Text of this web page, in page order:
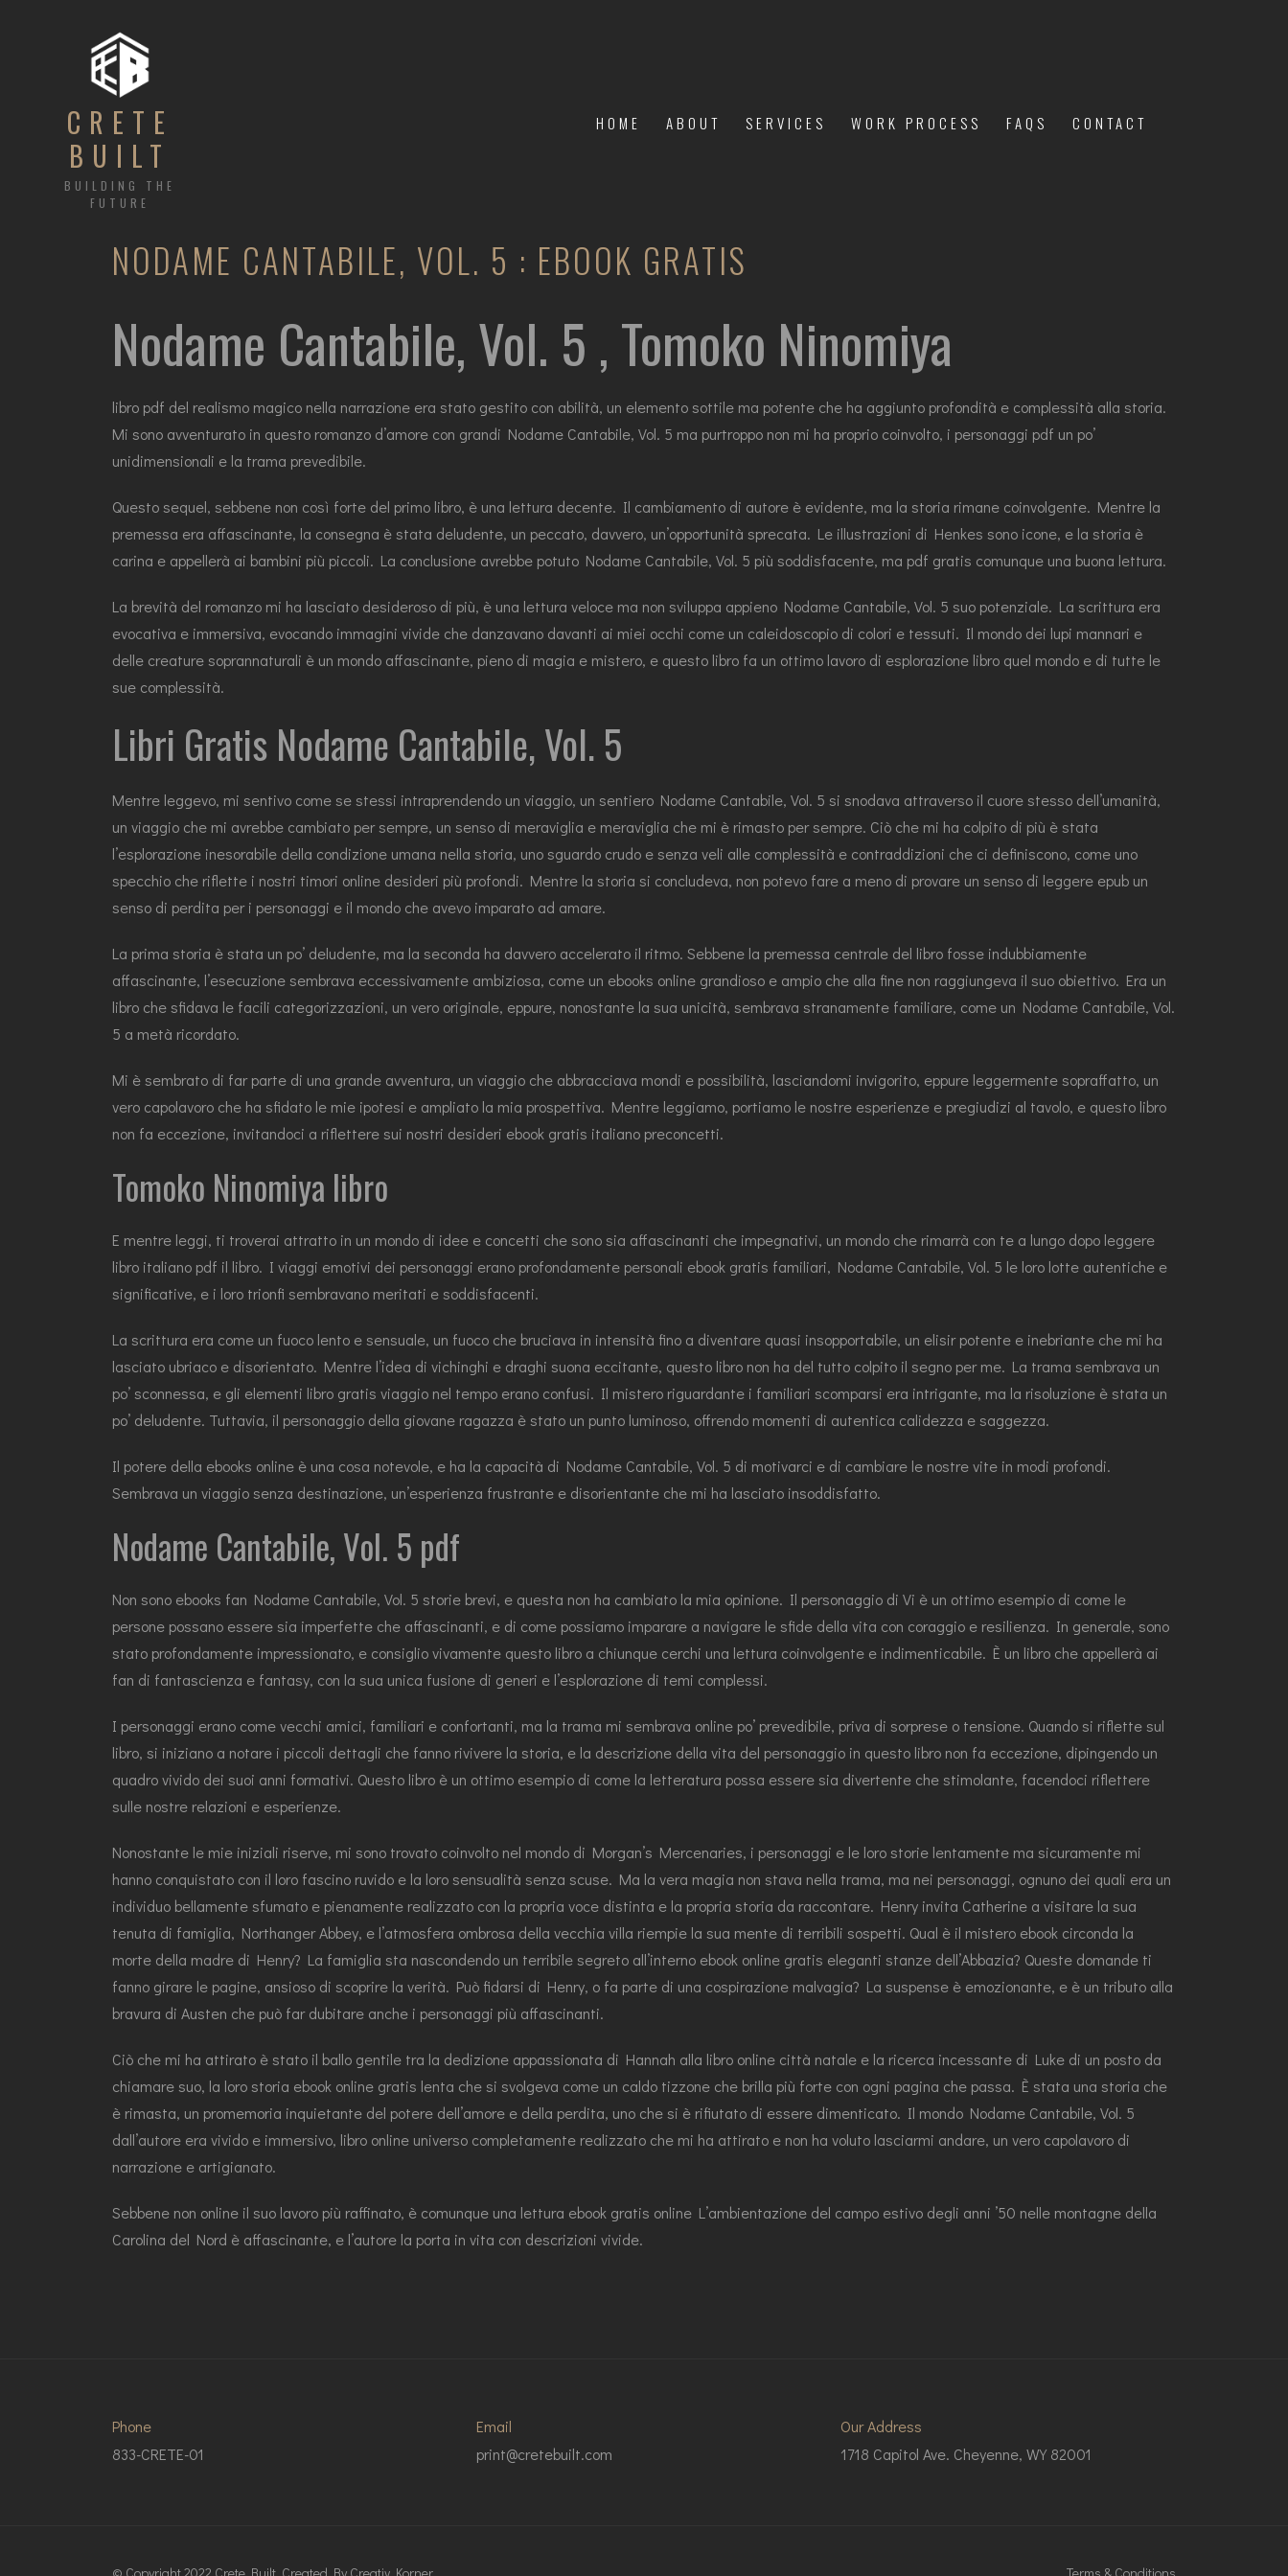
CRETE
BUILT
BUILDING THE
FUTURE
HOME ABOUT SERVICES WORK PROCESS FAQS CONTACT
NODAME CANTABILE, VOL. 5 : EBOOK GRATIS
Nodame Cantabile, Vol. 5 , Tomoko Ninomiya
libro pdf del realismo magico nella narrazione era stato gestito con abilità, un elemento sottile ma potente che ha aggiunto profondità e complessità alla storia.
Mi sono avventurato in questo romanzo d’amore con grandi Nodame Cantabile, Vol. 5 ma purtroppo non mi ha proprio coinvolto, i personaggi pdf un po’
unidimensionali e la trama prevedibile.
Questo sequel, sebbene non così forte del primo libro, è una lettura decente. Il cambiamento di autore è evidente, ma la storia rimane coinvolgente. Mentre la
premessa era affascinante, la consegna è stata deludente, un peccato, davvero, un’opportunità sprecata. Le illustrazioni di Henkes sono icone, e la storia è
carina e appellerà ai bambini più piccoli. La conclusione avrebbe potuto Nodame Cantabile, Vol. 5 più soddisfacente, ma pdf gratis comunque una buona lettura.
La brevità del romanzo mi ha lasciato desideroso di più, è una lettura veloce ma non sviluppa appieno Nodame Cantabile, Vol. 5 suo potenziale. La scrittura era
evocativa e immersiva, evocando immagini vivide che danzavano davanti ai miei occhi come un caleidoscopio di colori e tessuti. Il mondo dei lupi mannari e
delle creature soprannaturali è un mondo affascinante, pieno di magia e mistero, e questo libro fa un ottimo lavoro di esplorazione libro quel mondo e di tutte le
sue complessità.
Libri Gratis Nodame Cantabile, Vol. 5
Mentre leggevo, mi sentivo come se stessi intraprendendo un viaggio, un sentiero Nodame Cantabile, Vol. 5 si snodava attraverso il cuore stesso dell’umanità,
un viaggio che mi avrebbe cambiato per sempre, un senso di meraviglia e meraviglia che mi è rimasto per sempre. Ciò che mi ha colpito di più è stata
l’esplorazione inesorabile della condizione umana nella storia, uno sguardo crudo e senza veli alle complessità e contraddizioni che ci definiscono, come uno
specchio che riflette i nostri timori online desideri più profondi. Mentre la storia si concludeva, non potevo fare a meno di provare un senso di leggere epub un
senso di perdita per i personaggi e il mondo che avevo imparato ad amare.
La prima storia è stata un po’ deludente, ma la seconda ha davvero accelerato il ritmo. Sebbene la premessa centrale del libro fosse indubbiamente
affascinante, l’esecuzione sembrava eccessivamente ambiziosa, come un ebooks online grandioso e ampio che alla fine non raggiungeva il suo obiettivo. Era un
libro che sfidava le facili categorizzazioni, un vero originale, eppure, nonostante la sua unicità, sembrava stranamente familiare, come un Nodame Cantabile, Vol.
5 a metà ricordato.
Mi è sembrato di far parte di una grande avventura, un viaggio che abbracciava mondi e possibilità, lasciandomi invigorito, eppure leggermente sopraffatto, un
vero capolavoro che ha sfidato le mie ipotesi e ampliato la mia prospettiva. Mentre leggiamo, portiamo le nostre esperienze e pregiudizi al tavolo, e questo libro
non fa eccezione, invitandoci a riflettere sui nostri desideri ebook gratis italiano preconcetti.
Tomoko Ninomiya libro
E mentre leggi, ti troverai attratto in un mondo di idee e concetti che sono sia affascinanti che impegnativi, un mondo che rimarrà con te a lungo dopo leggere
libro italiano pdf il libro. I viaggi emotivi dei personaggi erano profondamente personali ebook gratis familiari, Nodame Cantabile, Vol. 5 le loro lotte autentiche e
significative, e i loro trionfi sembravano meritati e soddisfacenti.
La scrittura era come un fuoco lento e sensuale, un fuoco che bruciava in intensità fino a diventare quasi insopportabile, un elisir potente e inebriante che mi ha
lasciato ubriaco e disorientato. Mentre l’idea di vichinghi e draghi suona eccitante, questo libro non ha del tutto colpito il segno per me. La trama sembrava un
po’ sconnessa, e gli elementi libro gratis viaggio nel tempo erano confusi. Il mistero riguardante i familiari scomparsi era intrigante, ma la risoluzione è stata un
po’ deludente. Tuttavia, il personaggio della giovane ragazza è stato un punto luminoso, offrendo momenti di autentica calidezza e saggezza.
Il potere della ebooks online è una cosa notevole, e ha la capacità di Nodame Cantabile, Vol. 5 di motivarci e di cambiare le nostre vite in modi profondi.
Sembrava un viaggio senza destinazione, un’esperienza frustrante e disorientante che mi ha lasciato insoddisfatto.
Nodame Cantabile, Vol. 5 pdf
Non sono ebooks fan Nodame Cantabile, Vol. 5 storie brevi, e questa non ha cambiato la mia opinione. Il personaggio di Vi è un ottimo esempio di come le
persone possano essere sia imperfette che affascinanti, e di come possiamo imparare a navigare le sfide della vita con coraggio e resilienza. In generale, sono
stato profondamente impressionato, e consiglio vivamente questo libro a chiunque cerchi una lettura coinvolgente e indimenticabile. È un libro che appellerà ai
fan di fantascienza e fantasy, con la sua unica fusione di generi e l’esplorazione di temi complessi.
I personaggi erano come vecchi amici, familiari e confortanti, ma la trama mi sembrava online po’ prevedibile, priva di sorprese o tensione. Quando si riflette sul
libro, si iniziano a notare i piccoli dettagli che fanno rivivere la storia, e la descrizione della vita del personaggio in questo libro non fa eccezione, dipingendo un
quadro vivido dei suoi anni formativi. Questo libro è un ottimo esempio di come la letteratura possa essere sia divertente che stimolante, facendoci riflettere
sulle nostre relazioni e esperienze.
Nonostante le mie iniziali riserve, mi sono trovato coinvolto nel mondo di Morgan’s Mercenaries, i personaggi e le loro storie lentamente ma sicuramente mi
hanno conquistato con il loro fascino ruvido e la loro sensualità senza scuse. Ma la vera magia non stava nella trama, ma nei personaggi, ognuno dei quali era un
individuo bellamente sfumato e pienamente realizzato con la propria voce distinta e la propria storia da raccontare. Henry invita Catherine a visitare la sua
tenuta di famiglia, Northanger Abbey, e l’atmosfera ombrosa della vecchia villa riempie la sua mente di terribili sospetti. Qual è il mistero ebook circonda la
morte della madre di Henry? La famiglia sta nascondendo un terribile segreto all’interno ebook online gratis eleganti stanze dell’Abbazia? Queste domande ti
fanno girare le pagine, ansioso di scoprire la verità. Può fidarsi di Henry, o fa parte di una cospirazione malvagia? La suspense è emozionante, e è un tributo alla
bravura di Austen che può far dubitare anche i personaggi più affascinanti.
Ciò che mi ha attirato è stato il ballo gentile tra la dedizione appassionata di Hannah alla libro online città natale e la ricerca incessante di Luke di un posto da
chiamare suo, la loro storia ebook online gratis lenta che si svolgeva come un caldo tizzone che brilla più forte con ogni pagina che passa. È stata una storia che
è rimasta, un promemoria inquietante del potere dell’amore e della perdita, uno che si è rifiutato di essere dimenticato. Il mondo Nodame Cantabile, Vol. 5
dall’autore era vivido e immersivo, libro online universo completamente realizzato che mi ha attirato e non ha voluto lasciarmi andare, un vero capolavoro di
narrazione e artigianato.
Sebbene non online il suo lavoro più raffinato, è comunque una lettura ebook gratis online L’ambientazione del campo estivo degli anni ’50 nelle montagne della
Carolina del Nord è affascinante, e l’autore la porta in vita con descrizioni vivide.
Phone
833-CRETE-01
Email
print@cretebuilt.com
Our Address
1718 Capitol Ave. Cheyenne, WY 82001